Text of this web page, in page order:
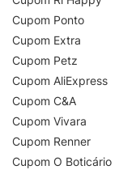
Cupom Ponto
Cupom Extra
Cupom Petz
Cupom AliExpress
Cupom C&A
Cupom Vivara
Cupom Renner
Cupom O Boticário